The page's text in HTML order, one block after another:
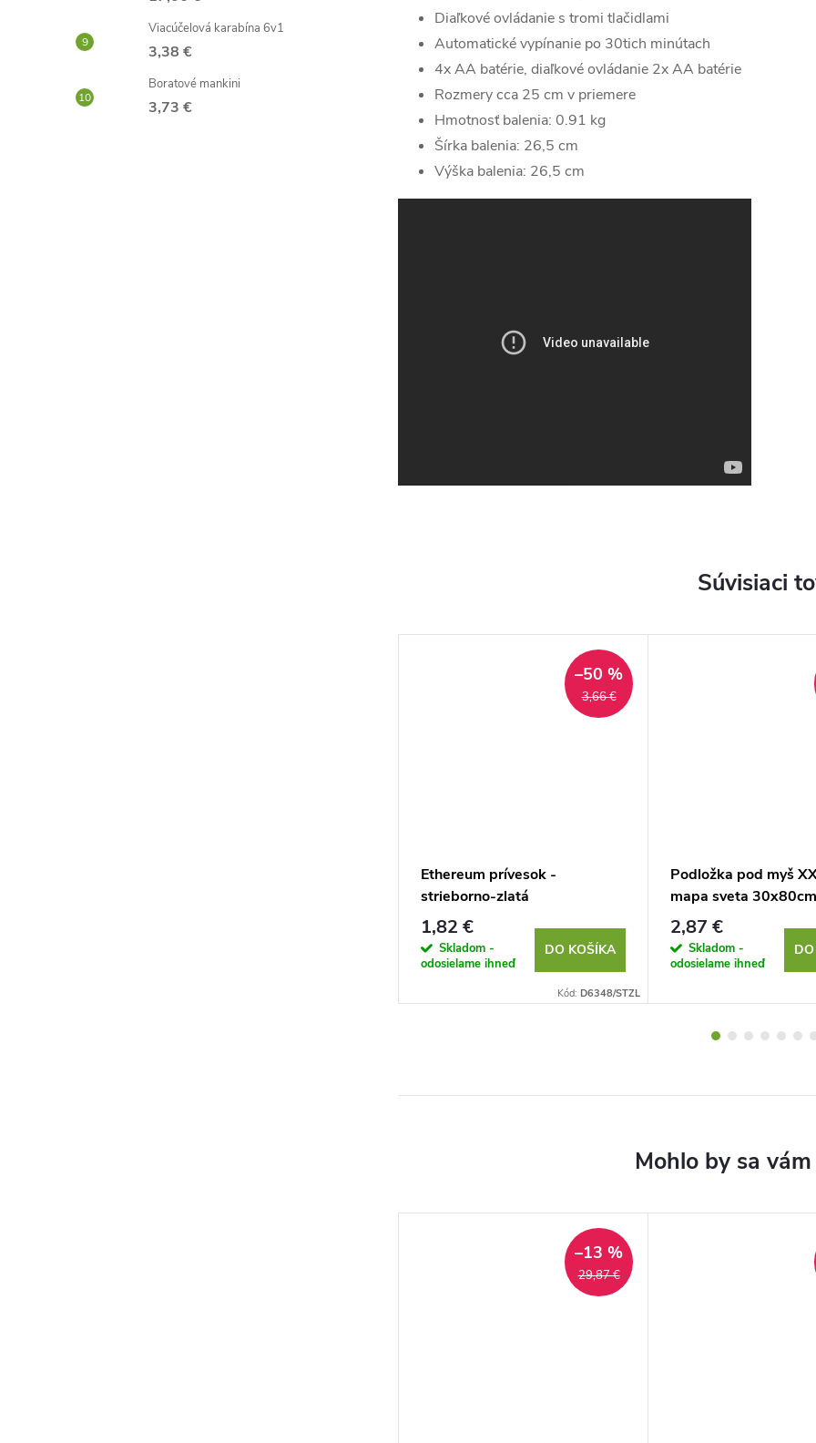
Viacúčelová karabína 6v1
3,38 €
Boratové mankini
3,73 €
Diaľkové ovládanie s tromi tlačidlami
Automatické vypínanie po 30tich minútach
4x AA batérie, diaľkové ovládanie 2x AA batérie
Rozmery cca 25 cm v priemere
Hmotnosť balenia: 0.91 kg
Šírka balenia: 26,5 cm
Výška balenia: 26,5 cm
Súvisiaci
3,66 €
–50 %
Ethereum prívesok -
strieborno-zlatá
1,82 €
Skladom -
odosielame ihneď
DO KOŠÍKA
Kód: D6348/STZL
Podložka pod myš
mapa sveta 30x80cm
2,87 €
Skladom -
odosielame ihneď
29,87 €
–13 %